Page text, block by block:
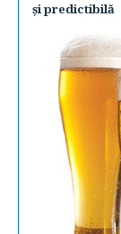
şi predictibilă